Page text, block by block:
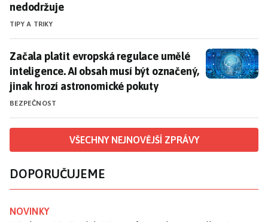
nedodržuje
TIPY A TRIKY
Začala platit evropská regulace umělé inteligence.
Začala platit evropská regulace umělé
inteligence. AI obsah musí být označený,
jinak hrozí astronomické pokuty
BEZPEČNOST
VŠECHNY NEJNOVĚJŠÍ ZPRÁVY
DOPORUČUJEME
NOVINKY